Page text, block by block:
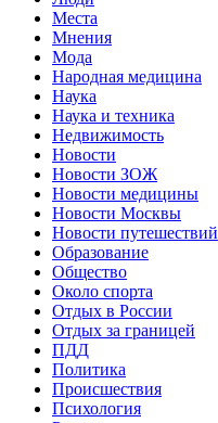
Места
Мнения
Мода
Народная медицина
Наука
Наука и техника
Недвижимость
Новости
Новости ЗОЖ
Новости медицины
Новости Москвы
Новости путешествий
Образование
Общество
Около спорта
Отдых в России
Отдых за границей
ПДД
Политика
Происшествия
Психология